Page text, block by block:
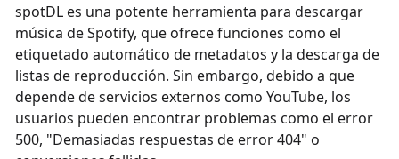
spotDL es una potente herramienta para descargar
música de Spotify, que ofrece funciones como el
etiquetado automático de metadatos y la descarga de
listas de reproducción. Sin embargo, debido a que
depende de servicios externos como YouTube, los
usuarios pueden encontrar problemas como el error
500, "Demasiadas respuestas de error 404" o